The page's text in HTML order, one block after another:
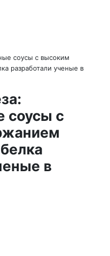
соусы с высоким
разработали ученые в
соусы с
в